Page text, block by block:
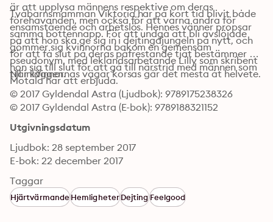
är att upplysa männens respektive om deras
förehavanden, men också för att varna andra för
samma bottennapp. För att undgå att bli avslöjade
gömmer sig kvinnorna bakom en gemensam
pseudonym, med leklandsarbetande Lilly som skribent
till inläggen.
Tvåbarnsmamman Viktoria har på kort tid blivit både
ensamstående och arbetslös. Hennes vänner propsar
på att hon ska ge sig in i dejtingdjungeln på nytt, och
för att få slut på deras påfrestande tjat bestämmer
hon sig till slut för att gå till närstrid med männen som
Motala har att erbjuda.
När kvinnornas vägar korsas går det mesta åt helvete.
© 2017 Gyldendal Astra (Ljudbok): 9789175238326
© 2017 Gyldendal Astra (E-bok): 9789188321152
Utgivningsdatum
Ljudbok: 28 september 2017
E-bok: 22 december 2017
Taggar
HjärtvärmandeHemligheterDejtingFeelgood